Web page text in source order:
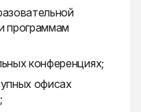
программам
конференциях;
офисах